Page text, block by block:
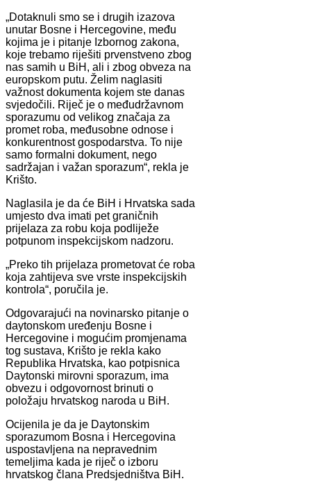
„Dotaknuli smo se i drugih izazova
unutar Bosne i Hercegovine, među
kojima je i pitanje Izbornog zakona,
koje trebamo riješiti prvenstveno zbog
nas samih u BiH, ali i zbog obveza na
europskom putu. Želim naglasiti
važnost dokumenta kojem ste danas
svjedočili. Riječ je o međudržavnom
sporazumu od velikog značaja za
promet roba, međusobne odnose i
konkurentnost gospodarstva. To nije
samo formalni dokument, nego
sadržajan i važan sporazum“, rekla je
Krišto.
Naglasila je da će BiH i Hrvatska sada
umjesto dva imati pet graničnih
prijelaza za robu koja podliježe
potpunom inspekcijskom nadzoru.
„Preko tih prijelaza prometovat će roba
koja zahtijeva sve vrste inspekcijskih
kontrola“, poručila je.
Odgovarajući na novinarsko pitanje o
daytonskom uređenju Bosne i
Hercegovine i mogućim promjenama
tog sustava, Krišto je rekla kako
Republika Hrvatska, kao potpisnica
Daytonski mirovni sporazum, ima
obvezu i odgovornost brinuti o
položaju hrvatskog naroda u BiH.
Ocijenila je da je Daytonskim
sporazumom Bosna i Hercegovina
uspostavljena na nepravednim
temeljima kada je riječ o izboru
hrvatskog člana Predsjedništva BiH.